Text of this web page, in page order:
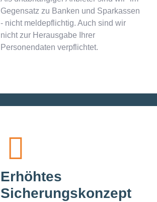
Gegensatz zu Banken und Sparkassen
- nicht meldepflichtig. Auch sind wir
nicht zur Herausgabe Ihrer
Personendaten verpflichtet.
Erhöhtes
Sicherungs­konzept